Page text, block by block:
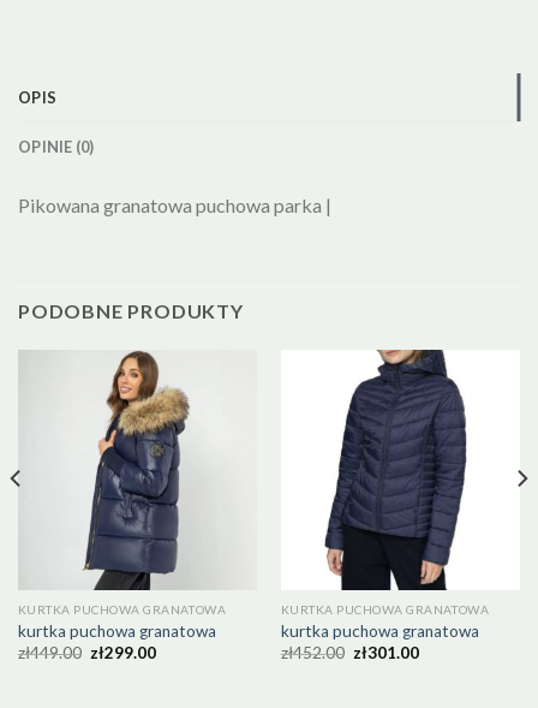
OPIS
OPINIE (0)
Pikowana granatowa puchowa parka |
PODOBNE PRODUKTY
KURTKA PUCHOWA GRANATOWA
kurtka puchowa granatowa
zł449.00 zł299.00
KURTKA PUCHOWA GRANATOWA
kurtka puchowa granatowa
zł452.00 zł301.00